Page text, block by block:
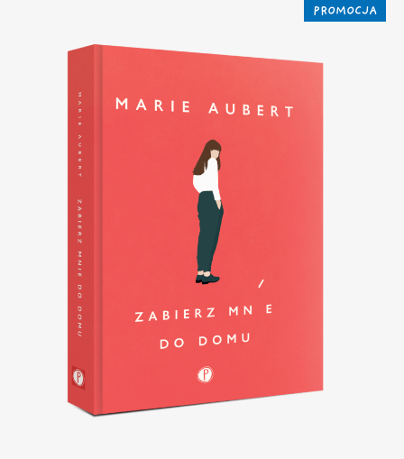
PROMOCJA